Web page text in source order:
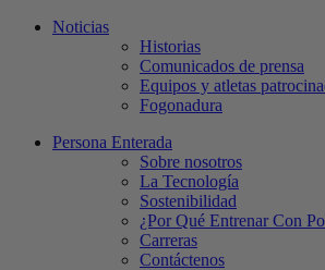
Noticias
Historias
Comunicados de prensa
Equipos y atletas
Fogonadura
Persona Enterada
Sobre nosotros
La Tecnología
Sostenibilidad
¿Por Qué Entrenar Con
Carreras
Contáctenos